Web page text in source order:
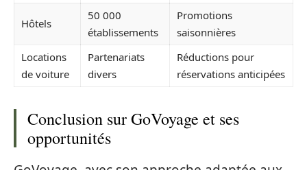
Hôtels
50 000
établissements
Promotions
saisonnières
Locations
de voiture
Partenariats
divers
Réductions pour
réservations anticipées
Conclusion sur GoVoyage et ses
opportunités